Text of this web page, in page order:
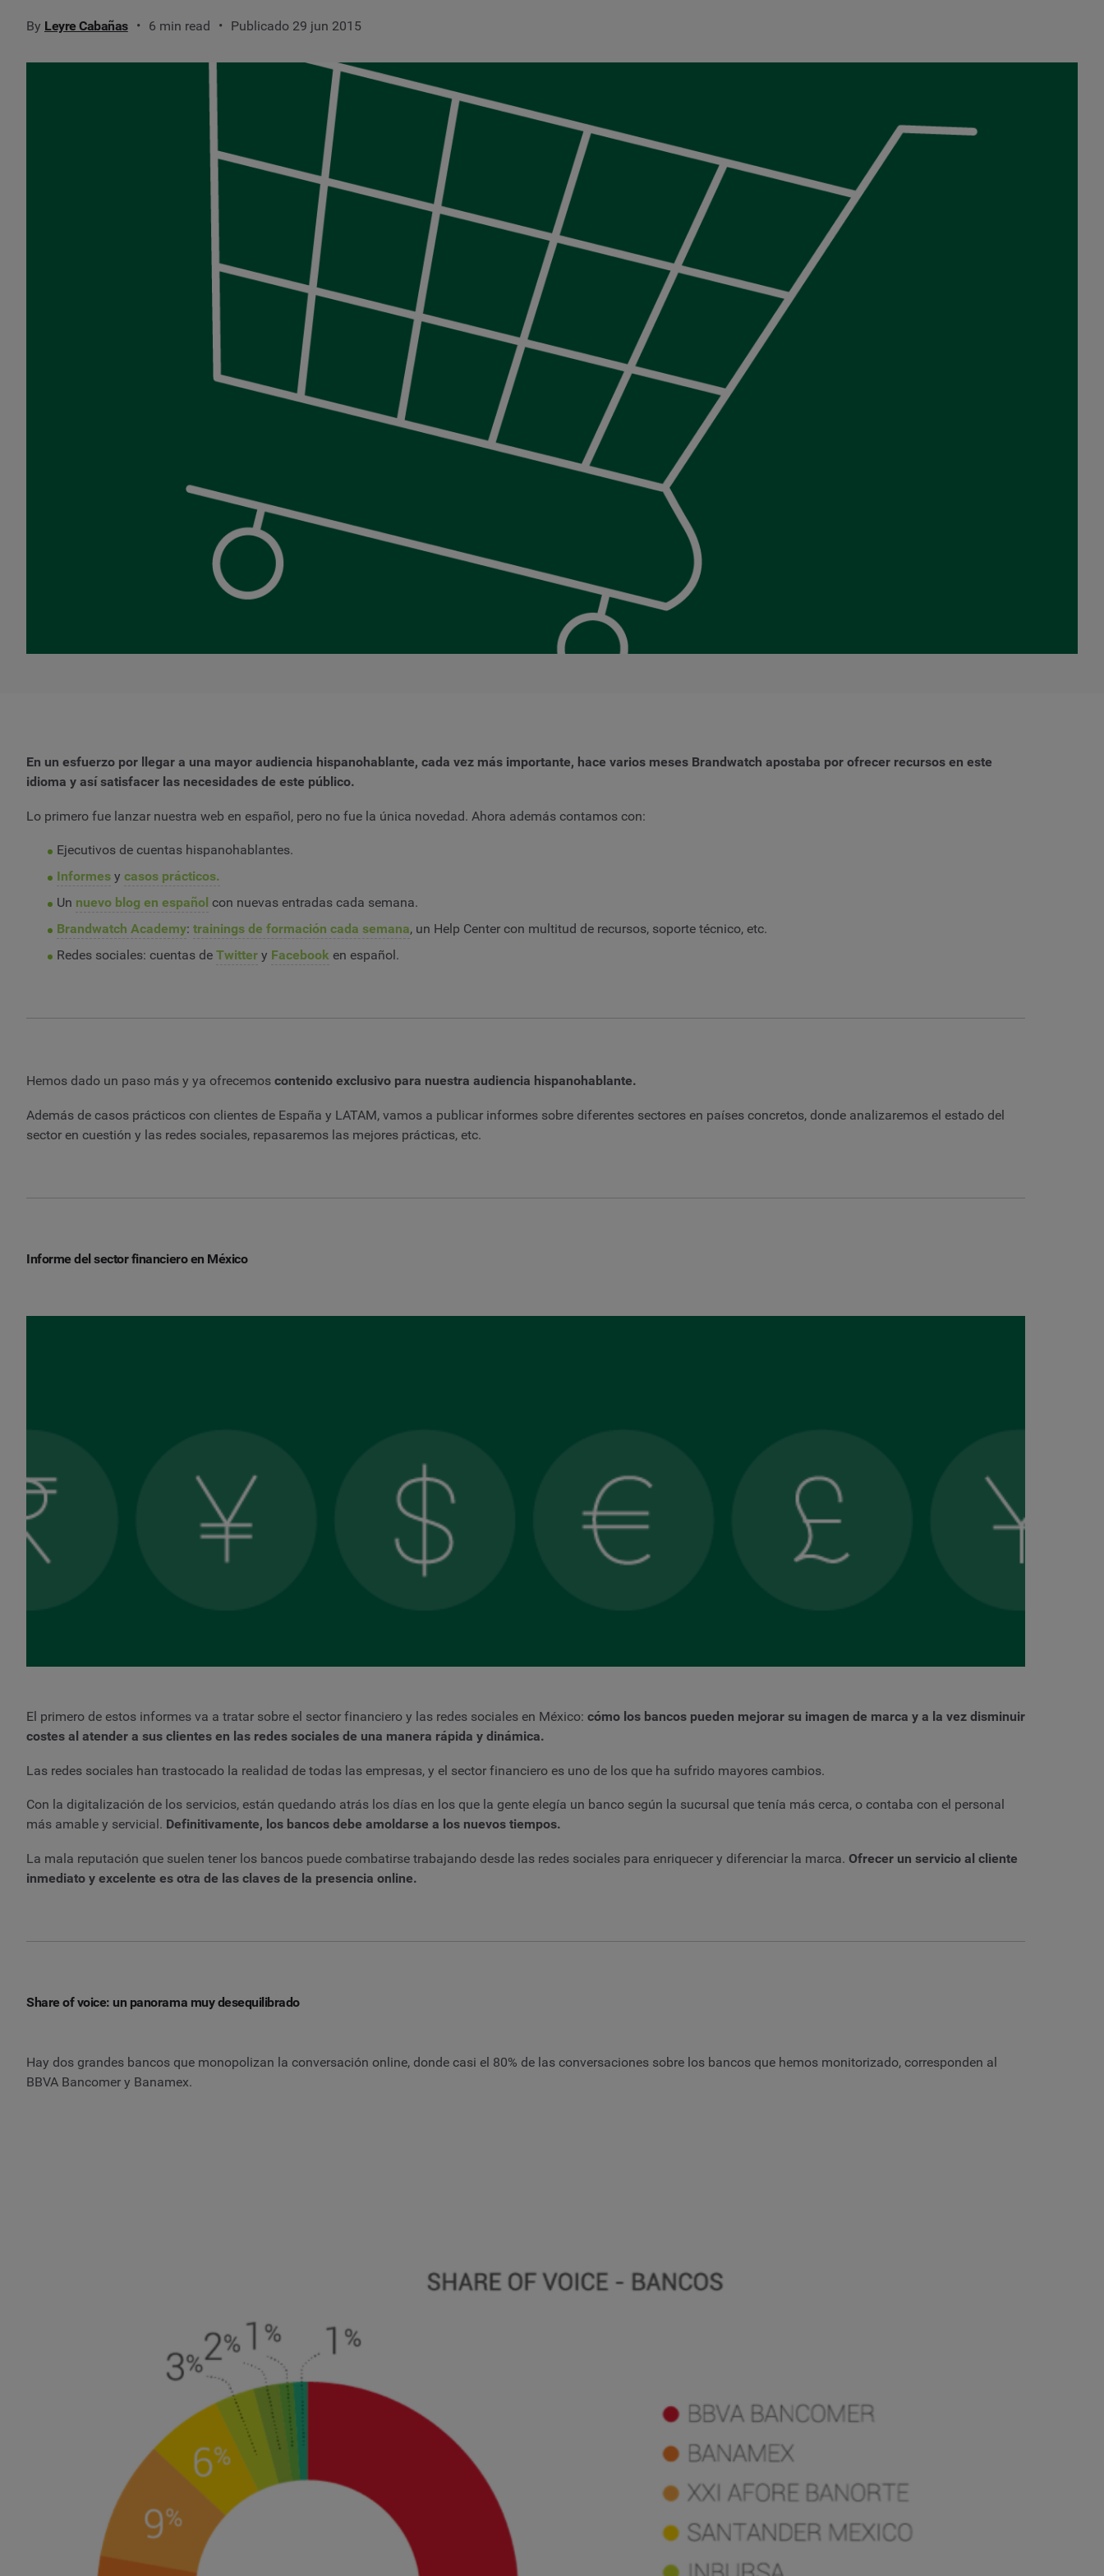
By Leyre Cabañas 6 min read Publicado 29 jun 2015
En un esfuerzo por llegar a una mayor audiencia hispanohablante, cada vez más importante, hace varios meses Brandwatch apostaba por ofrecer recursos en este
idioma y así satisfacer las necesidades de este público.
Lo primero fue lanzar nuestra web en español, pero no fue la única novedad. Ahora además contamos con:
Ejecutivos de cuentas hispanohablantes.
Informesy casos prácticos.
Un nuevo blog en español con nuevas entradas cada semana.
Brandwatch Academy: trainings de formación cada semana, un Help Center con multitud de recursos, soporte técnico, etc.
Redes sociales: cuentas de Twittery Facebooken español.
Hemos dado un paso más y ya ofrecemos contenido exclusivo para nuestra audiencia hispanohablante.
Además de casos prácticos con clientes de España y LATAM, vamos a publicar informes sobre diferentes sectores en países concretos, donde analizaremos el estado del
sector en cuestión y las redes sociales, repasaremos las mejores prácticas, etc.
Informe del sector financiero en México
El primero de estos informes va a tratar sobre el sector financiero y las redes sociales en México: cómo los bancos pueden mejorar su imagen de marca y a la vez disminuir
costes al atender a sus clientes en las redes sociales de una manera rápida y dinámica.
Las redes sociales han trastocado la realidad de todas las empresas, y el sector financiero es uno de los que ha sufrido mayores cambios.
Con la digitalización de los servicios, están quedando atrás los días en los que la gente elegía un banco según la sucursal que tenía más cerca, o contaba con el personal
más amable y servicial. Definitivamente, los bancos debe amoldarse a los nuevos tiempos.
La mala reputación que suelen tener los bancos puede combatirse trabajando desde las redes sociales para enriquecer y diferenciar la marca. Ofrecer un servicio al cliente
inmediato y excelente es otra de las claves de la presencia online.
Share of voice: un panorama muy desequilibrado
Hay dos grandes bancos que monopolizan la conversación online, donde casi el 80% de las conversaciones sobre los bancos que hemos monitorizado, corresponden al
BBVA Bancomer y Banamex.